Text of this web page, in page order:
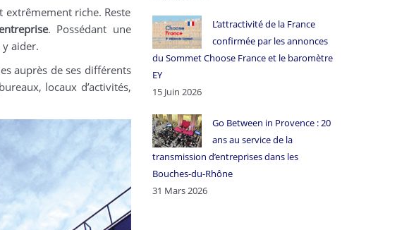
riche. Reste
. Possédant une
aider.
auprès de ses différents
locaux d’activités,
L’attractivité de la France
confirmée par les annonces
du Sommet Choose France et le baromètre
EY
15 Juin 2026
Go Between in Provence : 20
ans au service de la
transmission d’entreprises dans les
Bouches-du-Rhône
31 Mars 2026